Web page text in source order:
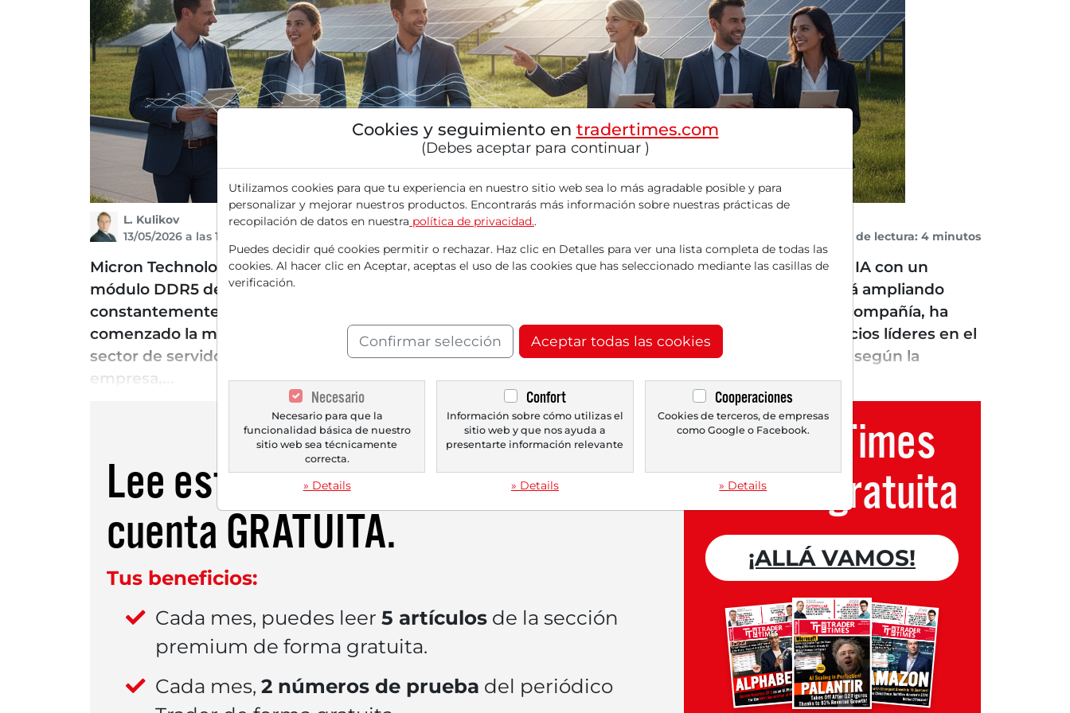
L. Kulikov
13/05/2026 a las 16 h
Tiempo de lectura: 4 minutos
Micron Technology (MU) – ¡El gigante del almacenamiento irrumpe en el mercado de servidores de IA con un
módulo DDR5 de 256 GB! La empresa estadounidense de semiconductores Micron Technology está ampliando
constantemente su posición en el próspero mercado de almacenamiento de IA: Según informa la compañía, ha
comenzado la muestreo de un módulo de memoria de 256 gigabytes del tipo DDR5 RDIMM con socios líderes en el
sector de servidores. Los módulos se basan en la tecnología de DRAM 1-gamma de la casa y logran, según la
empresa,...
Lee este artículo ahora con una
cuenta GRATUITA.
Tus beneficios:
Cada mes, puedes leer 5 artículosde la sección
premium de forma gratuita.
Cada mes, 2 números de prueba del periódico
Trader Times
Cuenta gratuita
¡ALLÁ VAMOS!
Cookies y seguimiento en tradertimes.com
(Debes aceptar para continuar )
Utilizamos cookies para que tu experiencia en nuestro sitio web sea lo más agradable posible y para
personalizar y mejorar nuestros productos. Encontrarás más información sobre nuestras prácticas de
recopilación de datos en nuestra política de privacidad..
Puedes decidir qué cookies permitir o rechazar. Haz clic en Detalles para ver una lista completa de todas las
cookies. Al hacer clic en Aceptar, aceptas el uso de las cookies que has seleccionado mediante las casillas de
verificación.
Confirmar selección Aceptar todas las cookies
Necesario
Necesario para que la
funcionalidad básica de nuestro
sitio web sea técnicamente
correcta.
» Details
Confort
Información sobre cómo utilizas el
sitio web y que nos ayuda a
presentarte información relevante
» Details
Cooperaciones
Cookies de terceros, de empresas
como Google o Facebook.
» Details